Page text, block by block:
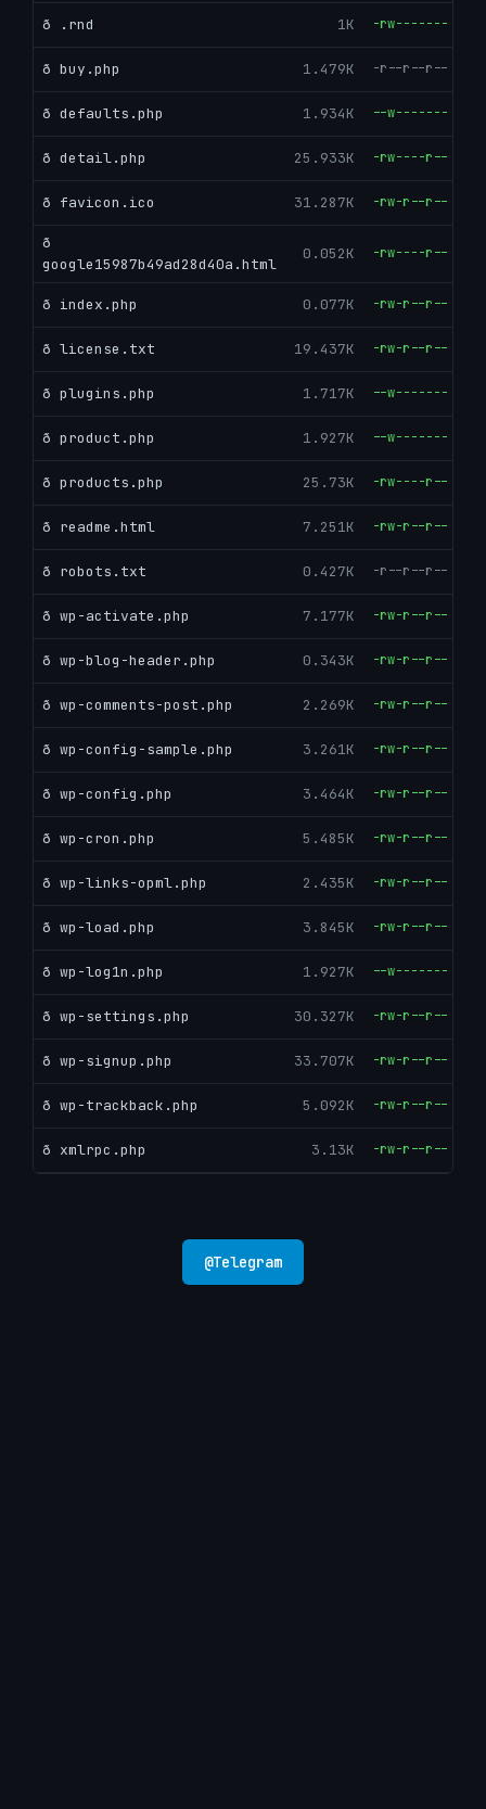
ð .rnd 1K -rw-------
ð buy.php 1.479K -r--r--r--
ð defaults.php 1.934K --w-------
ð detail.php 25.933K -rw----r--
ð favicon.ico 31.287K -rw-r--r--
ð
google15987b49ad28d40a.html
0.052K -rw----r--
ð index.php 0.077K -rw-r--r--
ð license.txt 19.437K -rw-r--r--
ð plugins.php 1.717K --w-------
ð product.php 1.927K --w-------
ð products.php 25.73K -rw----r--
ð readme.html 7.251K -rw-r--r--
ð robots.txt 0.427K -r--r--r--
ð wp-activate.php 7.177K -rw-r--r--
ð wp-blog-header.php 0.343K -rw-r--r--
ð wp-comments-post.php 2.269K -rw-r--r--
ð wp-config-sample.php 3.261K -rw-r--r--
ð wp-config.php 3.464K -rw-r--r--
ð wp-cron.php 5.485K -rw-r--r--
ð wp-links-opml.php 2.435K -rw-r--r--
ð wp-load.php 3.845K -rw-r--r--
ð wp-log1n.php 1.927K --w-------
ð wp-settings.php 30.327K -rw-r--r--
ð wp-signup.php 33.707K -rw-r--r--
ð wp-trackback.php 5.092K -rw-r--r--
ð xmlrpc.php 3.13K -rw-r--r--
@Telegram